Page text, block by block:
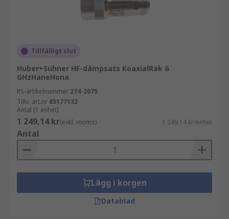
Tillfälligt slut
Huber+Suhner HF-dämpsats KoaxialRak 6
GHzHaneHona
RS-artikelnummer 274-2075
Tillv. art.nr 85177132
Antal (1 enhet)
1 249,14 kr(exkl. moms) 1 249,14 kr/enhet
Antal
Lägg i korgen
Datablad